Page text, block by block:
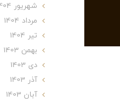
شهریور 1404
مرداد 1404
تير 1404
بهمن 1403
دی 1403
آذر 1403
آبان 1403